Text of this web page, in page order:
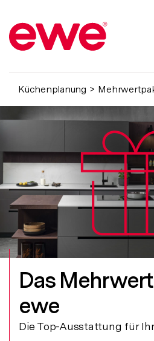
Küchenplanung
Das
ewe
Die Top-Ausstattung für